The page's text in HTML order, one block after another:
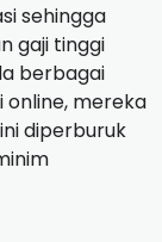
sehingga
gaji tinggi
berbagai
mereka
diperburuk